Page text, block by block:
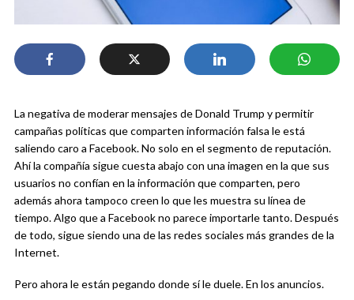
La negativa de moderar mensajes de Donald Trump y permitir
campañas políticas que comparten información falsa le está
saliendo caro a Facebook. No solo en el segmento de reputación.
Ahí la compañía sigue cuesta abajo con una imagen en la que sus
usuarios no confían en la información que comparten, pero
además ahora tampoco creen lo que les muestra su línea de
tiempo. Algo que a Facebook no parece importarle tanto. Después
de todo, sigue siendo una de las redes sociales más grandes de la
Internet.
Pero ahora le están pegando donde sí le duele. En los anuncios.